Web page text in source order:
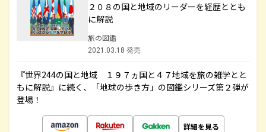
２０８の国と地域のリーダーを経歴ととも
に解説
旅の図鑑
2021.03.18 発売
『世界244の国と地域 １９７ヵ国と４７地域を旅の雑学とと
もに解説』に続く、「地球の歩き方」の図鑑シリーズ第２弾が
登場！
詳細を見る